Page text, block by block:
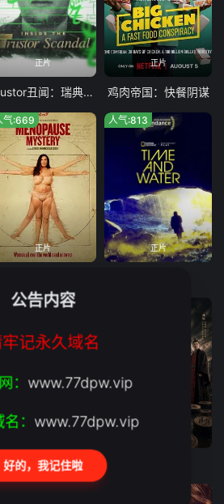
正片
Trustor丑闻：瑞典金融案内幕
正片
鸡肉帝国：快餐阴谋
正片
气:669
正片
人气:813
人气:462
爱达荷州血案：大学梦魇
公告内容
记永久域名
： www.77dpw.vip
： www.77dpw.vip
好的，我记住啦